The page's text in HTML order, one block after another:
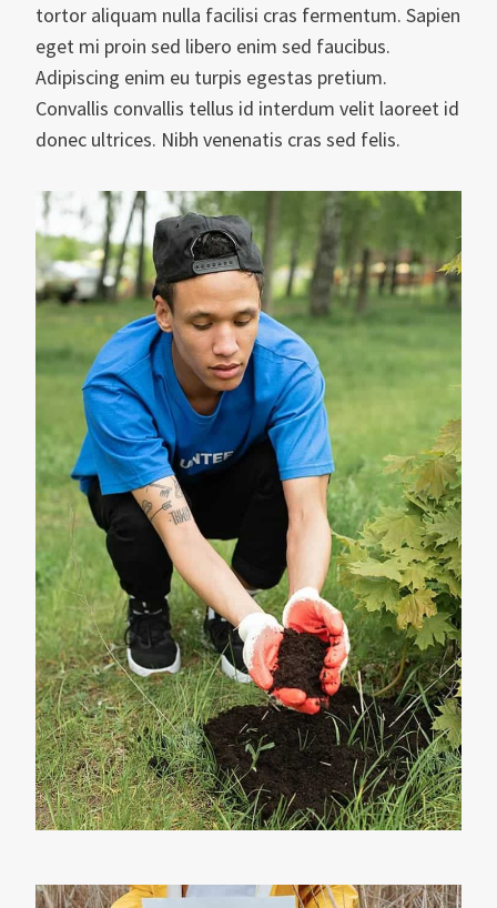
tortor aliquam nulla facilisi cras fermentum. Sapien
eget mi proin sed libero enim sed faucibus.
Adipiscing enim eu turpis egestas pretium.
Convallis convallis tellus id interdum velit laoreet id
donec ultrices. Nibh venenatis cras sed felis.